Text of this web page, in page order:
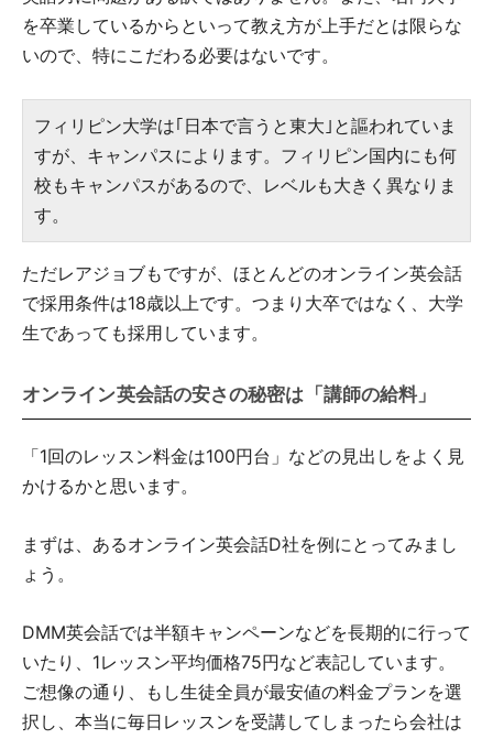
を卒業しているからといって教え方が上手だとは限らな
いので、特にこだわる必要はないです。
フィリピン大学は｢日本で言うと東大｣と謳われていま
すが、キャンパスによります。フィリピン国内にも何
校もキャンパスがあるので、レベルも大きく異なりま
す。
ただレアジョブもですが、ほとんどのオンライン英会話
で採用条件は18歳以上です。つまり大卒ではなく、大学
生であっても採用しています。
オンライン英会話の安さの秘密は「講師の給料」
「1回のレッスン料金は100円台」などの見出しをよく見
かけるかと思います。
まずは、あるオンライン英会話D社を例にとってみまし
ょう。
DMM英会話では半額キャンペーンなどを長期的に行って
いたり、1レッスン平均価格75円など表記しています。
ご想像の通り、もし生徒全員が最安値の料金プランを選
択し、本当に毎日レッスンを受講してしまったら会社は